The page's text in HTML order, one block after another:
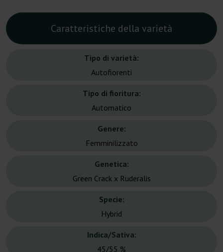
Caratteristiche della varietà
Tipo di varietà:
Autofiorenti
Tipo di fioritura:
Automatico
Genere:
Femminilizzato
Genetica:
Green Crack x Ruderalis
Specie:
Hybrid
Indica/Sativa:
45/55 %